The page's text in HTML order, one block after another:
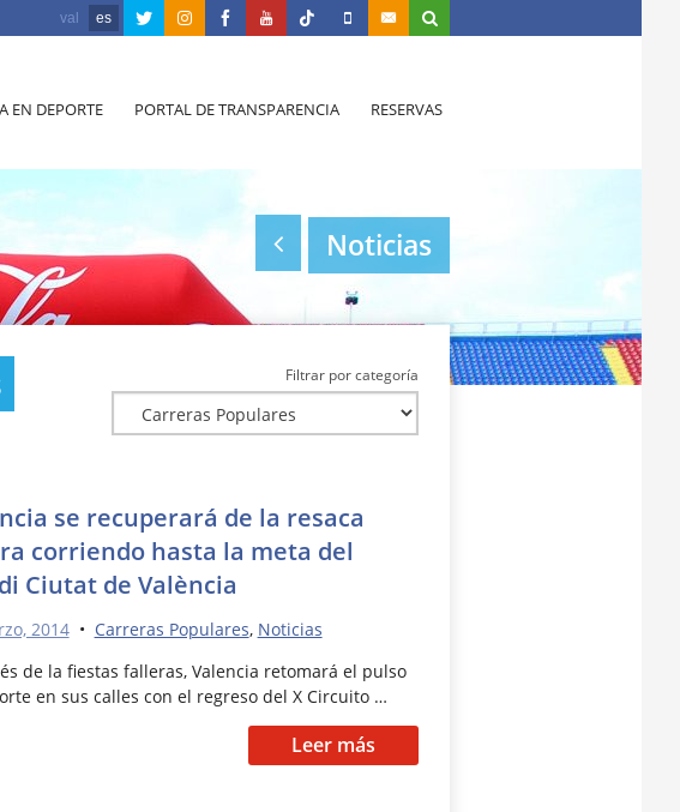
val es
EN DEPORTE PORTAL DE TRANSPARENCIA RESERVAS
Noticias
Filtrar por categoría
se recuperará de la resaca
corriendo hasta la meta del
Ciutat de València
2014• Carreras Populares, Noticias
de la fiestas falleras, Valencia retomará el pulso
en sus calles con el regreso del X Circuito …
Leer más